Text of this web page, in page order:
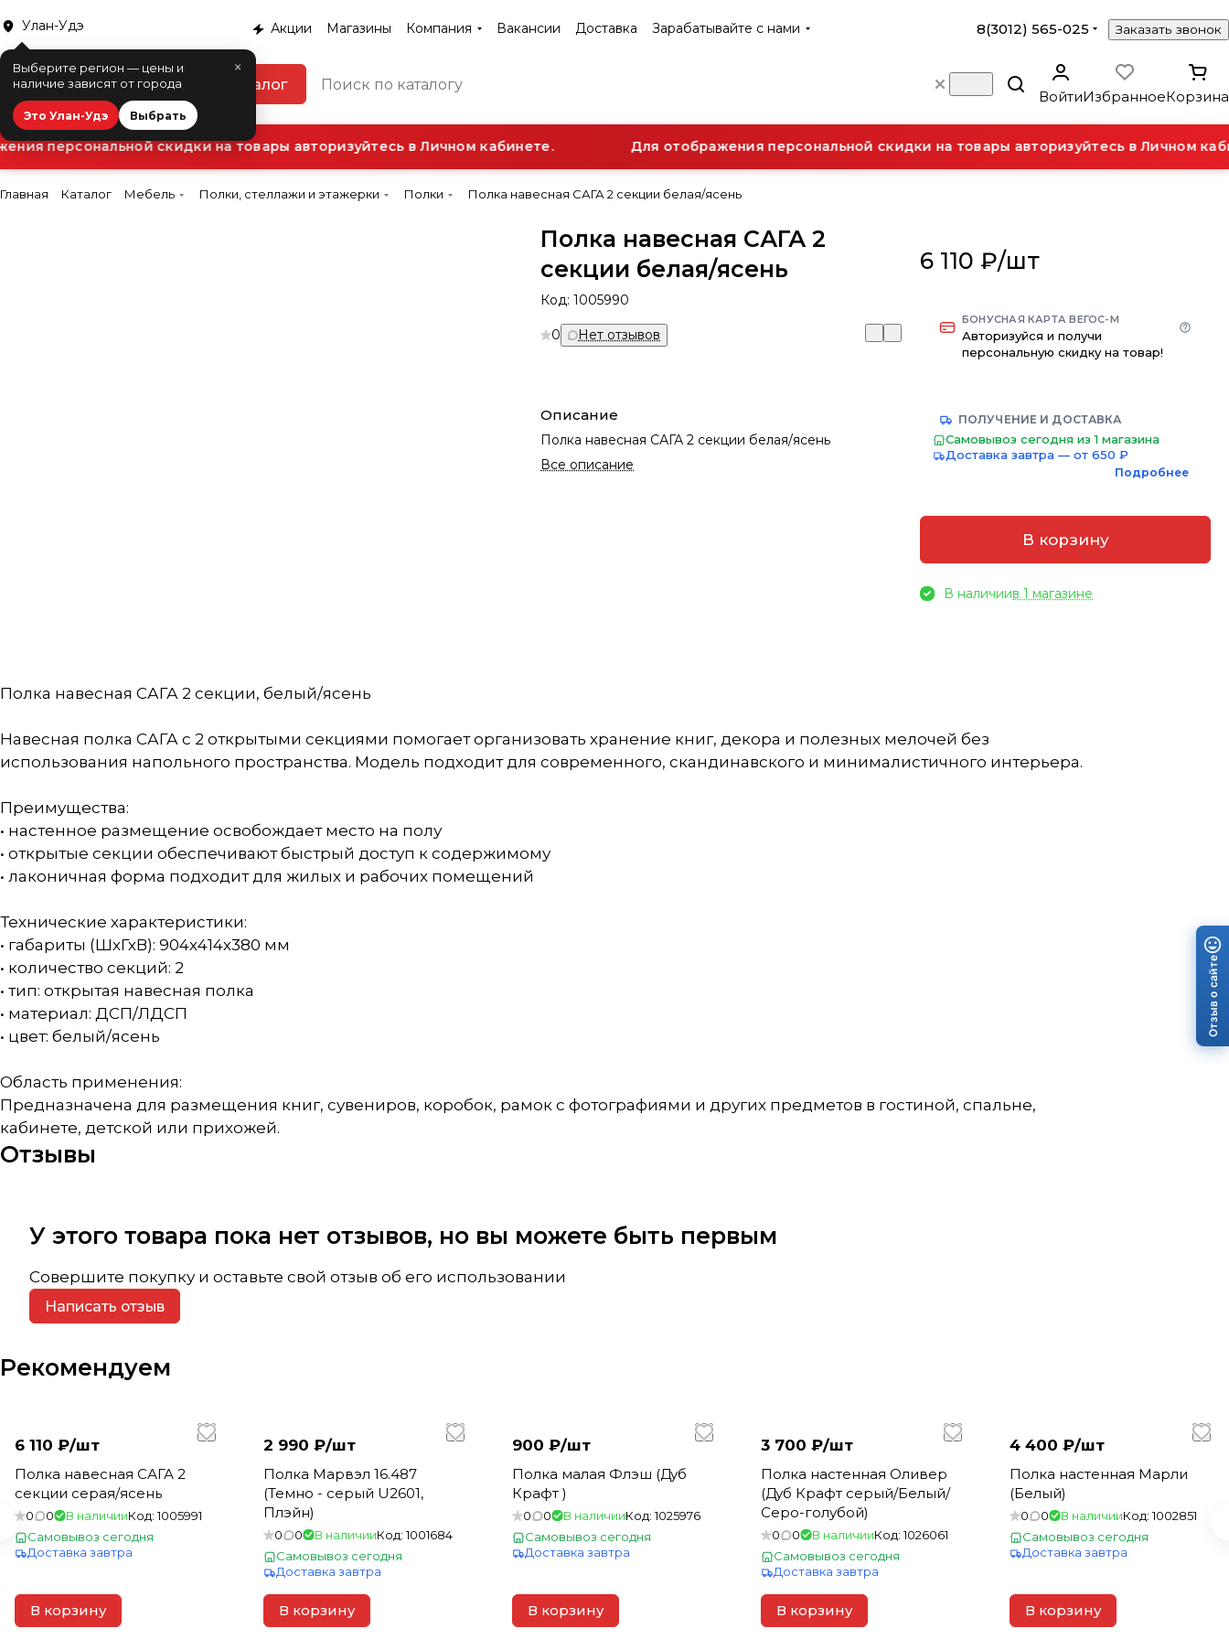
Улан-Удэ
×
Выберите регион — цены и
наличие зависят от города
Это Улан-Удэ Выбрать
Акции Магазины Компания Вакансии Доставка Зарабатывайте с нами 8(3012) 565-025 Заказать звонок
Каталог
ВойтиИзбранноеКорзина
персональной скидки на товары авторизуйтесь в Личном кабинете. Для отображения персональной скидки на товары авторизуйтесь в Личном
Главная Каталог Мебель Полки, стеллажи и этажерки Полки Полка навесная САГА 2 секции белая/ясень
Полка навесная САГА 2
секции белая/ясень
Код:1005990
0 Нет отзывов
Описание
Полка навесная САГА 2 секции белая/ясень
Все описание
6 110 ₽/шт
БОНУСНАЯ КАРТА ВЕГОС-М
Авторизуйся и получи
персональную скидку на товар!
ПОЛУЧЕНИЕ И ДОСТАВКА
Самовывоз сегодня из 1 магазина
Доставка завтра — от 650 ₽
Подробнее
В корзину
В наличиив 1 магазине
Полка навесная САГА 2 секции, белый/ясень
Навесная полка САГА с 2 открытыми секциями помогает организовать хранение книг, декора и полезных мелочей без
использования напольного пространства. Модель подходит для современного, скандинавского и минималистичного интерьера.
Преимущества:
• настенное размещение освобождает место на полу
• открытые секции обеспечивают быстрый доступ к содержимому
• лаконичная форма подходит для жилых и рабочих помещений
Технические характеристики:
• габариты (ШхГхВ): 904х414х380 мм
• количество секций: 2
• тип: открытая навесная полка
• материал: ДСП/ЛДСП
• цвет: белый/ясень
Область применения:
Предназначена для размещения книг, сувениров, коробок, рамок с фотографиями и других предметов в гостиной, спальне,
кабинете, детской или прихожей.
Отзывы
У этого товара пока нет отзывов, но вы можете быть первым
Совершите покупку и оставьте свой отзыв об его использовании
Написать отзыв
Рекомендуем
6 110 ₽/шт
Полка навесная САГА 2
секции серая/ясень
0 0 В наличииКод:1005991
Самовывоз сегодня
Доставка завтра
В корзину
2 990 ₽/шт
Полка Марвэл 16.487
(Темно - серый U2601,
Плэйн)
0 0 В наличииКод:1001684
Самовывоз сегодня
Доставка завтра
В корзину
900 ₽/шт
Полка малая Флэш (Дуб
Крафт )
0 0 В наличииКод:1025976
Самовывоз сегодня
Доставка завтра
В корзину
3 700 ₽/шт
Полка настенная Оливер
(Дуб Крафт серый/Белый/
Серо-голубой)
0 0 В наличииКод:1026061
Самовывоз сегодня
Доставка завтра
В корзину
4 400 ₽/шт
Полка настенная Марли
(Белый)
0 0 В наличииКод:1002851
Самовывоз сегодня
Доставка завтра
В корзину
Отзыв о сайте